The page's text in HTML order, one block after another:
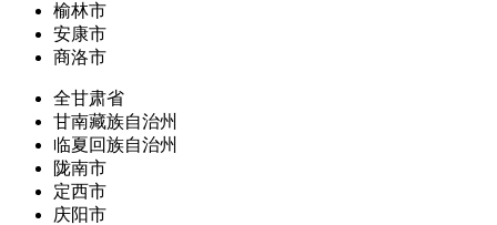
榆林市
安康市
商洛市
全甘肃省
甘南藏族自治州
临夏回族自治州
陇南市
定西市
庆阳市